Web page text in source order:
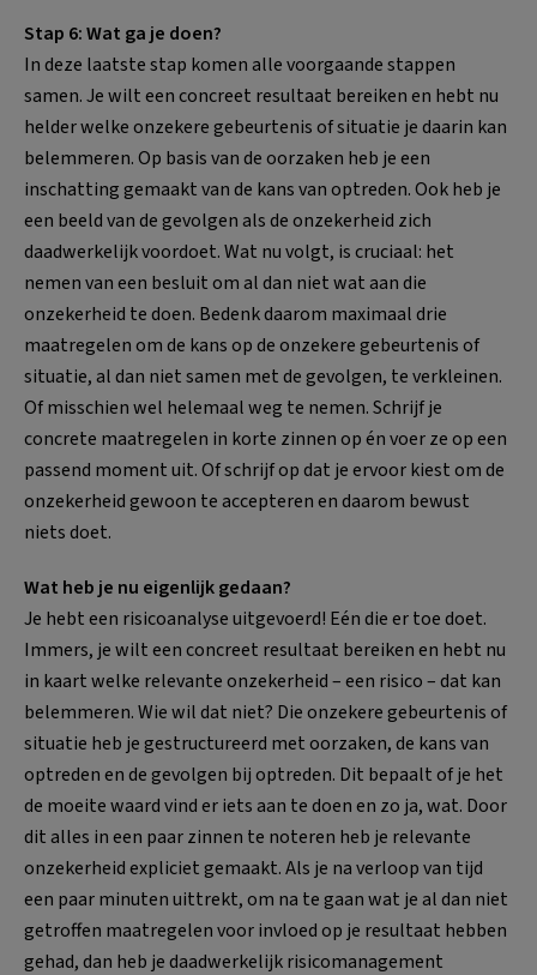
Stap 6: Wat ga je doen?
In deze laatste stap komen alle voorgaande stappen
samen. Je wilt een concreet resultaat bereiken en hebt nu
helder welke onzekere gebeurtenis of situatie je daarin kan
belemmeren. Op basis van de oorzaken heb je een
inschatting gemaakt van de kans van optreden. Ook heb je
een beeld van de gevolgen als de onzekerheid zich
daadwerkelijk voordoet. Wat nu volgt, is cruciaal: het
nemen van een besluit om al dan niet wat aan die
onzekerheid te doen. Bedenk daarom maximaal drie
maatregelen om de kans op de onzekere gebeurtenis of
situatie, al dan niet samen met de gevolgen, te verkleinen.
Of misschien wel helemaal weg te nemen. Schrijf je
concrete maatregelen in korte zinnen op én voer ze op een
passend moment uit. Of schrijf op dat je ervoor kiest om de
onzekerheid gewoon te accepteren en daarom bewust
niets doet.
Wat heb je nu eigenlijk gedaan?
Je hebt een risicoanalyse uitgevoerd! Eén die er toe doet.
Immers, je wilt een concreet resultaat bereiken en hebt nu
in kaart welke relevante onzekerheid – een risico – dat kan
belemmeren. Wie wil dat niet? Die onzekere gebeurtenis of
situatie heb je gestructureerd met oorzaken, de kans van
optreden en de gevolgen bij optreden. Dit bepaalt of je het
de moeite waard vind er iets aan te doen en zo ja, wat. Door
dit alles in een paar zinnen te noteren heb je relevante
onzekerheid expliciet gemaakt. Als je na verloop van tijd
een paar minuten uittrekt, om na te gaan wat je al dan niet
getroffen maatregelen voor invloed op je resultaat hebben
gehad, dan heb je daadwerkelijk risicomanagement